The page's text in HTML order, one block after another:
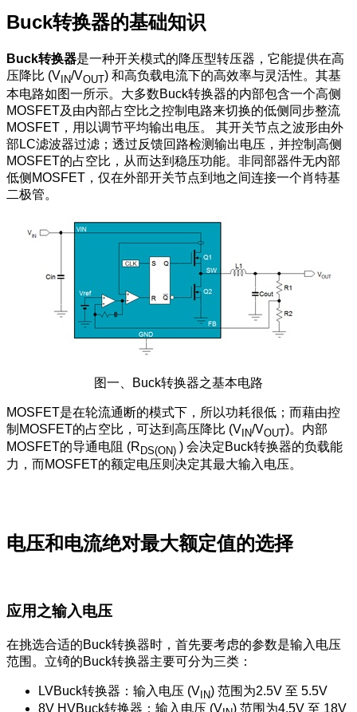
Buck转换器的基础知识
Buck转换器是一种开关模式的降压型转压器，它能提供在高
压降比 (V IN/VOUT) 和高负载电流下的高效率与灵活性。其基
本电路如图一所示。大多数Buck转换器的内部包含一个高侧
MOSFET及由内部占空比之控制电路来切换的低侧同步整流
MOSFET，用以调节平均输出电压。 其开关节点之波形由外
部LC滤波器过滤；透过反馈回路检测输出电压，并控制高侧
MOSFET的占空比，从而达到稳压功能。非同部器件无内部
低侧MOSFET，仅在外部开关节点到地之间连接一个肖特基
二极管。
图一、Buck转换器之基本电路
MOSFET是在轮流通断的模式下，所以功耗很低；而藉由控
制MOSFET的占空比，可达到高压降比 (VIN/VOUT)。内部
MOSFET的导通电阻 (R DS(ON) ) 会决定Buck转换器的负载能
力，而MOSFET的额定电压则决定其最大输入电压。
电压和电流绝对最大额定值的选择
应用之输入电压
在挑选合适的Buck转换器时，首先要考虑的参数是输入电压
范围。立锜的Buck转换器主要可分为三类：
LVBuck转换器：输入电压 (V IN) 范围为2.5V 至 5.5V
8V HVBuck转换器：输入电压 (V
) 范围为4.5V 至 18V